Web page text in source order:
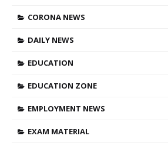
CORONA NEWS
DAILY NEWS
EDUCATION
EDUCATION ZONE
EMPLOYMENT NEWS
EXAM MATERIAL